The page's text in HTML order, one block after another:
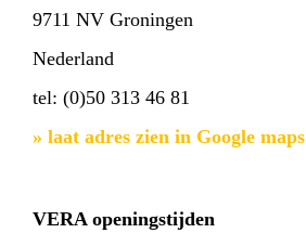
9711 NV Groningen
Nederland
tel: (0)50 313 46 81
» laat adres zien in Google maps
VERA openingstijden